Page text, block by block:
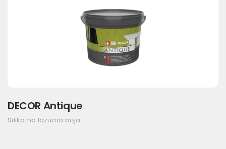
DECOR Antique
Silikatna lazurna boja